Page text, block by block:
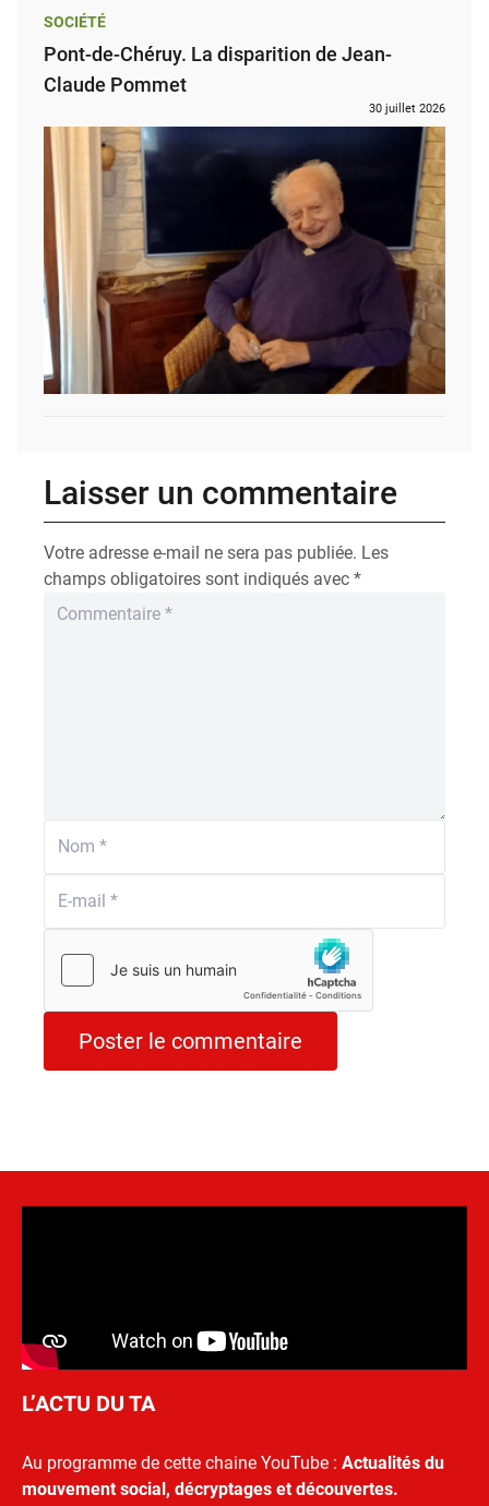
SOCIÉTÉ
Pont-de-Chéruy. La disparition de Jean-
Claude Pommet
30 juillet 2026
Laisser un commentaire
Votre adresse e-mail ne sera pas publiée. Les
champs obligatoires sont indiqués avec *
L’ACTU DU TA
Au programme de cette chaine YouTube : Actualités du
mouvement social, décryptages et découvertes.